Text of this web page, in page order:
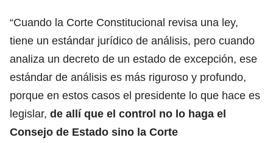
“Cuando la Corte Constitucional revisa una ley,
tiene un estándar jurídico de análisis, pero cuando
analiza un decreto de un estado de excepción, ese
estándar de análisis es más riguroso y profundo,
porque en estos casos el presidente lo que hace es
legislar, de allí que el control no lo haga el
Consejo de Estado sino la Corte